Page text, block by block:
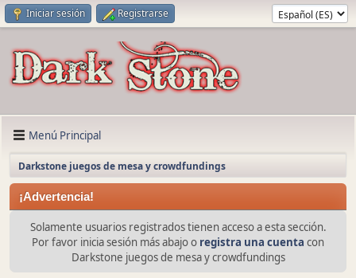
Iniciar sesión Registrarse
Menú Principal
Darkstone juegos de mesa y crowdfundings
¡Advertencia!
Solamente usuarios registrados tienen acceso a esta sección.
Por favor inicia sesión más abajo o registra una cuenta con
Darkstone juegos de mesa y crowdfundings